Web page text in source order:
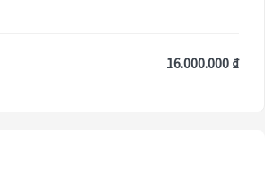
16.000.000 ₫